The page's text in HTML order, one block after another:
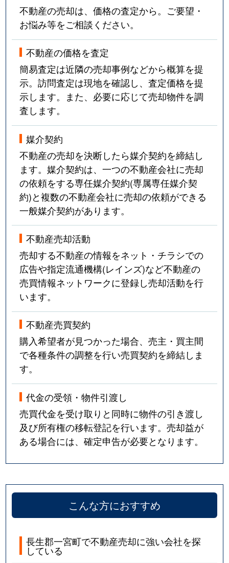
不動産の売却は、価格の査定から。ご要望・
お悩み等をご相談ください。
不動産の価格を査定
簡易査定は近隣の売却事例などから概算を提
示。訪問査定は現地を確認し、査定価格を提
示します。また、必要に応じて売却物件を調
査します。
媒介契約
不動産の売却を決断したら媒介契約を締結し
ます。媒介契約は、一つの不動産会社に売却
の依頼をする専任媒介契約(専属専任媒介契
約)と複数の不動産会社に売却の依頼ができる
一般媒介契約があります。
不動産売却活動
売却する不動産の情報をネット・チラシでの
広告や指定流通機構(レインズ)など不動産の
売買情報ネットワークに登録し売却活動を行
います。
不動産売買契約
購入希望者が見つかった場合、売主・買主間
で各種条件の調整を行い売買契約を締結しま
す。
代金の受領・物件引渡し
売買代金を受け取りと同時に物件の引き渡し
及び所有権の移転登記を行います。売却益が
ある場合には、確定申告が必要となります。
こんな方におすすめ
長生郡一宮町で不動産売却に強い会社を探
している